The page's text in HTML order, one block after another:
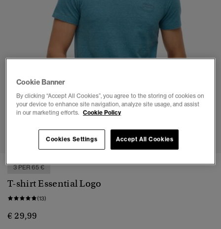
3 PER 65 €
T-shirt Essential Logo
(13)
€ 29,99
Cookie Banner
By clicking “Accept All Cookies”, you agree to the storing of cookies on
your device to enhance site navigation, analyze site usage, and assist
in our marketing efforts. Cookie Policy
Cookies Settings Accept All Cookies